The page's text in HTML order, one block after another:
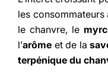
les
le chanvre, le
l’arôme et de la
terpénique du